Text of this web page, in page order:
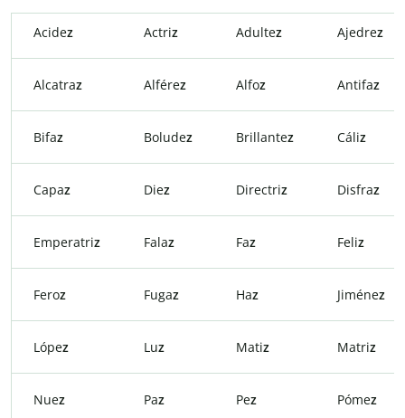
Acidez Actriz Adultez Ajedrez
Alcatraz Alférez Alfoz Antifaz
Bifaz Boludez Brillantez Cáliz
Capaz Diez Directriz Disfraz
Emperatriz Falaz Faz Feliz
Feroz Fugaz Haz Jiménez
López Luz Matiz Matriz
Nuez Paz Pez Pómez